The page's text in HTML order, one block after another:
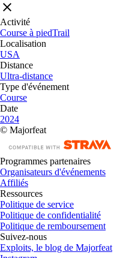
Activité
Course à piedTrail
Localisation
USA
Distance
Ultra-distance
Type d'événement
Course
Date
2024
© Majorfeat
Programmes partenaires
Organisateurs d'événements
Affiliés
Ressources
Politique de service
Politique de confidentialité
Politique de remboursement
Suivez-nous
Exploits, le blog de Majorfeat